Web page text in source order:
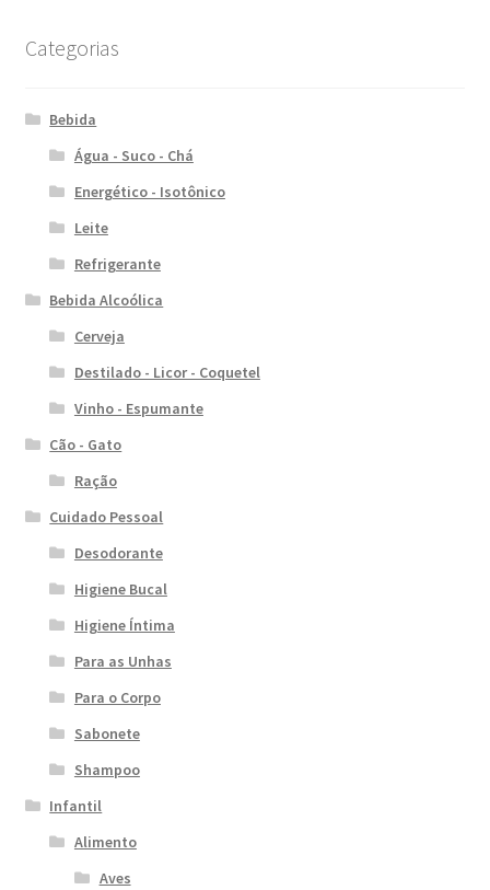
Categorias
Bebida
Água - Suco - Chá
Energético - Isotônico
Leite
Refrigerante
Bebida Alcoólica
Cerveja
Destilado - Licor - Coquetel
Vinho - Espumante
Cão - Gato
Ração
Cuidado Pessoal
Desodorante
Higiene Bucal
Higiene Íntima
Para as Unhas
Para o Corpo
Sabonete
Shampoo
Infantil
Alimento
Aves